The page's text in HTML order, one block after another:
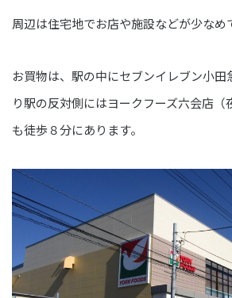
周辺は住宅地でお店や施設などが少なめ
お買物は、駅の中にセブンイレブン小田
り駅の反対側にはヨークフーズ六会店（
も徒歩８分にあります。